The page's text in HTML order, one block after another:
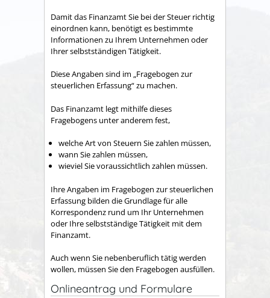
Damit das Finanzamt Sie bei der Steuer richtig
einordnen kann, benötigt es bestimmte
Informationen zu Ihrem Unternehmen oder
Ihrer selbstständigen Tätigkeit.
Diese Angaben sind im „Fragebogen zur
steuerlichen Erfassung“ zu machen.
Das Finanzamt legt mithilfe dieses
Fragebogens unter anderem fest,
welche Art von Steuern Sie zahlen müssen,
wann Sie zahlen müssen,
wieviel Sie voraussichtlich zahlen müssen.
Ihre Angaben im Fragebogen zur steuerlichen
Erfassung bilden die Grundlage für alle
Korrespondenz rund um Ihr Unternehmen
oder Ihre selbstständige Tätigkeit mit dem
Finanzamt.
Auch wenn Sie nebenberuflich tätig werden
wollen, müssen Sie den Fragebogen ausfüllen.
Onlineantrag und Formulare